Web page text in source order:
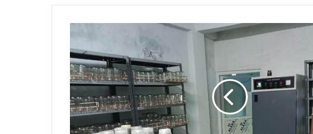
सृजन
कार्यक्रम
योजना
का
लाभ
लेकर
सुनील